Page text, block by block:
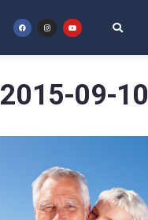
2015-09-10